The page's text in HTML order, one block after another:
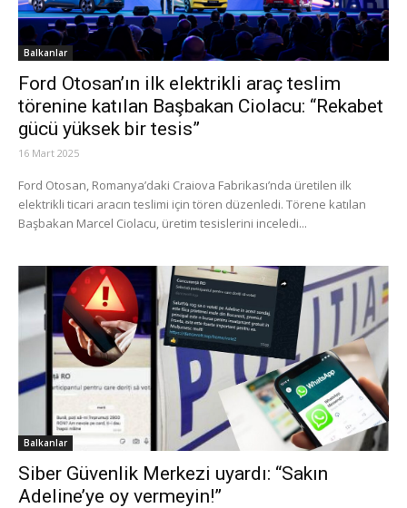
Balkanlar
Ford Otosan’ın ilk elektrikli araç teslim
törenine katılan Başbakan Ciolacu: “Rekabet
gücü yüksek bir tesis”
16 Mart 2025
Ford Otosan, Romanya’daki Craiova Fabrikası’nda üretilen ilk
elektrikli ticari aracın teslimi için tören düzenledi. Törene katılan
Başbakan Marcel Ciolacu, üretim tesislerini inceledi...
Balkanlar
Siber Güvenlik Merkezi uyardı: “Sakın
Adeline’ye oy vermeyin!”